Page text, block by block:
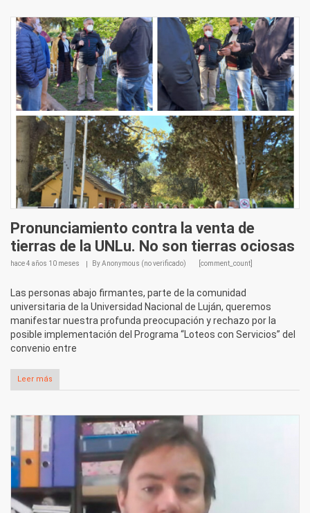
Pronunciamiento contra la venta de
tierras de la UNLu. No son tierras ociosas
hace4 años 10 meses ByAnonymous (no verificado) [comment_count]
Las personas abajo firmantes, parte de la comunidad
universitaria de la Universidad Nacional de Luján, queremos
manifestar nuestra profunda preocupación y rechazo por la
posible implementación del Programa “Loteos con Servicios” del
convenio entre
Leer más